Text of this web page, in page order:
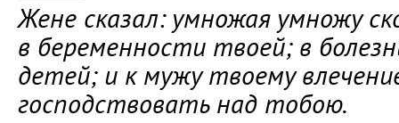
Жене сказал: умножая умножу
в беременности твоей; в
детей; и к мужу твоему
господствовать над тобою.